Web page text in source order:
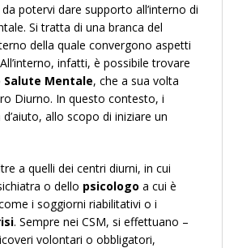
potervi dare supporto all’interno di
Si tratta di una branca del
della quale convergono aspetti
infatti, è possibile trovare
Mentale, che a sua volta
Diurno. In questo contesto, i
allo scopo di iniziare un
a quelli dei centri diurni, in cui
o dello psicologo a cui è
i soggiorni riabilitativi o i
. Sempre nei CSM, si effettuano –
volontari o obbligatori,